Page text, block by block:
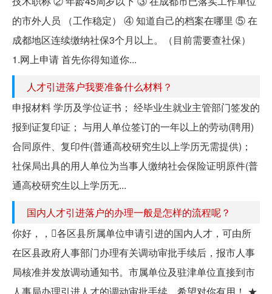
的市外人员 （工作稳定） ④ 知道自己的档案在哪里 ⑤ 在
成都地区连续缴纳社保3个月以上。（目前需要查社保）
1.网上申请 首先你得知道你...
人才引进落户我要准备什么材料？
申报材料 学历及学位证书； 经毕业生就业主管部门签发的
报到证复印证； 与用人单位签订的一年以上的劳动(聘用)
合同原件、复印件(普通高校研究生以上学历无需提供)；
社保局出具的用人单位为当事人缴纳社会保险证明原件(普
通高校研究生以上学历无...
国内人才引进落户的办理一般是怎样的流程呢？
你好，，各区县所属单位申请引进的国内人才，可由所
在区县政府人事部门办理有关调动审批手续后，报市人事
局核准并发放调动通知书。市属单位及驻津单位直接到市
人事局办理引进人才的调动审批手续。希望对你有用！ ★